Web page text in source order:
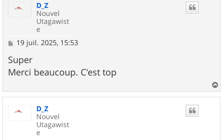
D_Z
Nouvel
Utagawist
e
M
s
s
a
e
19 juil. 2025, 15:53
Super
Merci beaucoup. C'est top
a
D_Z
Nouvel
Utagawist
e